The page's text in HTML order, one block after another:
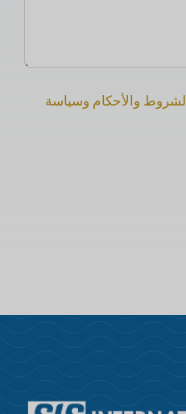
الشروط والأحكام وسياسة